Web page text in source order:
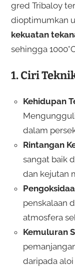
gred Tribaloy
dioptimumkan
kekuatan
sehingga
1. Ciri
Kehidupan
dalam
Rintangan
sangat baik
dan kejutan
penskalaan
atmosfera
Kemuluran
daripada